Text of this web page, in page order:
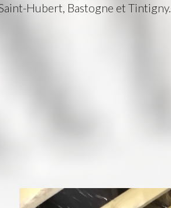
Hubert, Bastogne et Tintigny.